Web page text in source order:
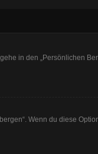
in den „Persönlichen
Wenn du diese